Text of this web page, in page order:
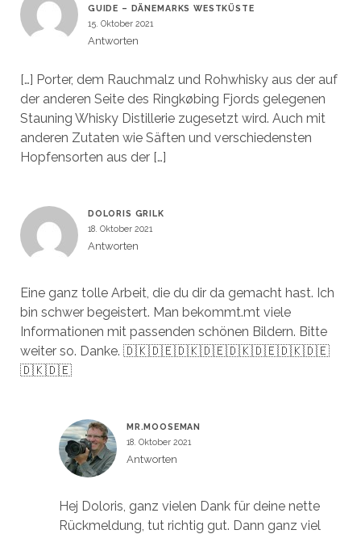
GUIDE – DÄNEMARKS WESTKÜSTE
15. Oktober 2021
Antworten
[…] Porter, dem Rauchmalz und Rohwhisky aus der auf
der anderen Seite des Ringkøbing Fjords gelegenen
Stauning Whisky Distillerie zugesetzt wird. Auch mit
anderen Zutaten wie Säften und verschiedensten
Hopfensorten aus der […]
DOLORIS GRILK
18. Oktober 2021
Antworten
Eine ganz tolle Arbeit, die du dir da gemacht hast. Ich
bin schwer begeistert. Man bekommt.mt viele
Informationen mit passenden schönen Bildern. Bitte
weiter so. Danke. 🇩🇰🇩🇪🇩🇰🇩🇪🇩🇰🇩🇪🇩🇰🇩🇪
🇩🇰🇩🇪
MR.MOOSEMAN
18. Oktober 2021
Antworten
Hej Doloris, ganz vielen Dank für deine nette
Rückmeldung, tut richtig gut. Dann ganz viel